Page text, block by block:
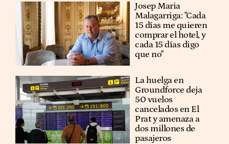
​​Josep Maria
Malagarriga: "Cada
15 días me quieren
comprar el hotel, y
cada 15 días digo
que no"
La huelga en
Groundforce deja
50 vuelos
cancelados en El
Prat y amenaza a
dos millones de
pasajeros